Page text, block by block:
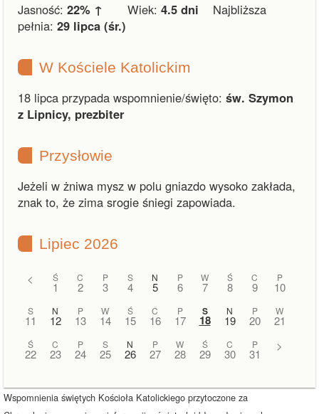
Jasność: 22% ↑ Wiek: 4.5 dni Najbliższa
pełnia: 29 lipca (śr.)
W Kościele Katolickim
18 lipca przypada wspomnienie/święto: św. Szymon
z Lipnicy, prezbiter
Przysłowie
Jeżeli w żniwa mysz w polu gniazdo wysoko zakłada,
znak to, że zima srogie śniegi zapowiada.
Lipiec 2026
< Ś
1
C
2
P
3
S
4
N
5
P
6
W
7
Ś
8
C
9
P
10
S
11
N
12
P
13
W
14
Ś
15
C
16
P
17
S
18
N
19
P
20
W
21
Ś
22
C
23
P
24
S
25
N
26
P
27
W
28
Ś
29
C
30
P
31
>
Wspomnienia świętych Kościoła Katolickiego przytoczone za